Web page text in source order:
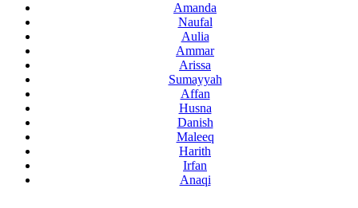
Amanda
Naufal
Aulia
Ammar
Arissa
Sumayyah
Affan
Husna
Danish
Maleeq
Harith
Irfan
Anaqi